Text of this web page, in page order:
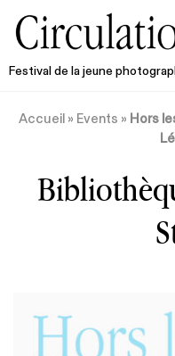
Festival de la jeune
Accueil » Events » Hors